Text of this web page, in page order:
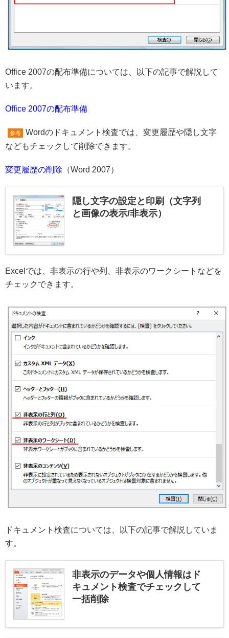
Office 2007の配布準備については、以下の記事で解説して
います。
Office 2007の配布準備
参考
Wordのドキュメント検査では、変更履歴や隠し文字
などもチェックして削除できます。
変更履歴の削除 （Word 2007）
隠し文字の設定と印刷（文字列
と画像の表示/非表示）
Excelでは、非表示の行や列、非表示のワークシートなどを
チェックできます。
ドキュメント検査については、以下の記事で解説していま
す。
非表示のデータや個人情報はド
キュメント検査でチェックして
一括削除